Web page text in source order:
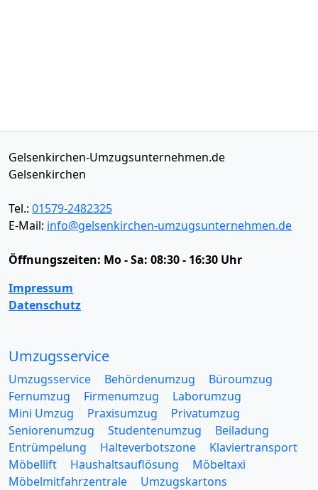
Gelsenkirchen-Umzugsunternehmen.de
Gelsenkirchen
Tel.: 01579-2482325
E-Mail: info@gelsenkirchen-umzugsunternehmen.de
Öffnungszeiten: Mo - Sa: 08:30 - 16:30 Uhr
Impressum
Datenschutz
Umzugsservice
Umzugsservice Behördenumzug
Büroumzug
Fernumzug
Firmenumzug
Laborumzug
Mini Umzug
Praxisumzug
Privatumzug
Seniorenumzug
Studentenumzug
Beiladung
Entrümpelung
Halteverbotszone
Klaviertransport
Möbellift
Haushaltsauflösung
Möbeltaxi
Möbelmitfahrzentrale
Umzugskartons